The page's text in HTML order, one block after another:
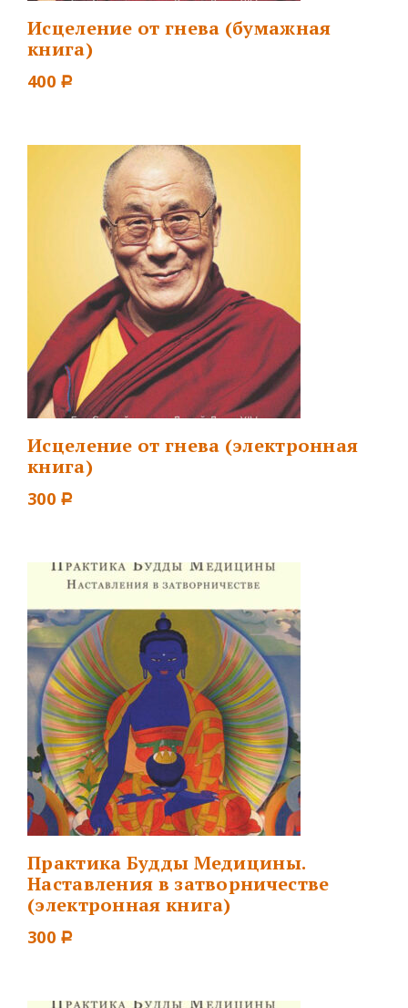
Исцеление от гнева (бумажная
книга)
400 Р
Исцеление от гнева (электронная
книга)
300 Р
Практика Будды Медицины.
Наставления в затворничестве
(электронная книга)
300 Р